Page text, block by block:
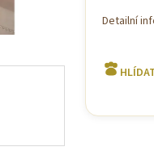
Detailní